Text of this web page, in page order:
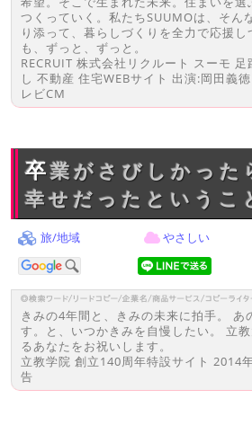
つくっていく。私たちSUUMOは、そん
り添って、暮らしづくりを全力で応援
も、ずっと、ずっと。
RECRUIT 株式会社リクルート スーモ
し 不動産 住宅WEBサイト 出演:岡田義
レビCM
卒業がさびしかったら、それだけ
幸せだったというこ
旅/地域 やさしい
きみの4年間と、きみの未来に拍手。 あ
す。と、いつかきみを自慢したい。 立
るあなたをお祝いします。
立教学院 創立140周年特設サイト 2014
告